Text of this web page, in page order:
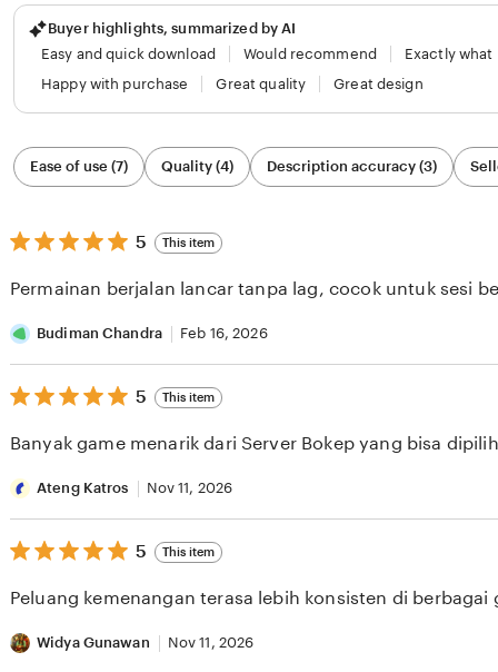
Buyer highlights, summarized by AI
Easy and quick download
Would recommend
Exactly what
Happy with purchase
Great quality Great design
Filter
by
category
Ease of use (7) Quality (4) Description accuracy (3)
5
out
5
5 This item
Permainan berjalan lancar tanpa lag, cocok untuk sesi
Budiman Chandra Feb 16, 2026
5
out
5
5 This item
Banyak game menarik dari Server Bokep yang bisa
Ateng Katros Nov 11, 2026
5
out
5
5 This item
Peluang kemenangan terasa lebih konsisten di berbagai
Widya Gunawan Nov 11, 2026